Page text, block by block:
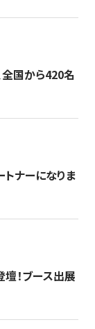
全国から420名
ナーになりま
！ブース出展